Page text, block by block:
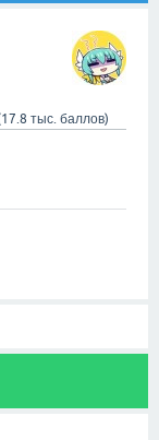
17.8 тыс. баллов)